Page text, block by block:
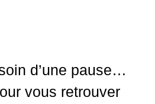
d’une pause…
vous retrouver